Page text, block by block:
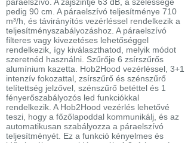
pedig 90 cm. A páraelszívó teljesítménye 710
m³/h, és távirányítós vezérléssel rendelkezik a
teljesítményszabályozáshoz. A páraelszívó
filteres vagy kivezetéses lehetőséggel
rendelkezik, így kiválaszthatod, melyik módot
szeretnéd használni. Szűrője 6 zsírszűrős
alumínium kazetta. Hob2Hood vezérléssel, 3+1
intenzív fokozattal, zsírszűrő és szénszűrő
telítettség jelzővel, szénszűrő betéttel és 1
fényerőszabályozós led funkciókkal
rendelkezik. A Hob2Hood vezérlés lehetővé
teszi, hogy a főzőlapoddal kommunikálj, és az
automatikusan szabályozza a páraelszívó
teljesítményét. Ez a funkció kényelmes és